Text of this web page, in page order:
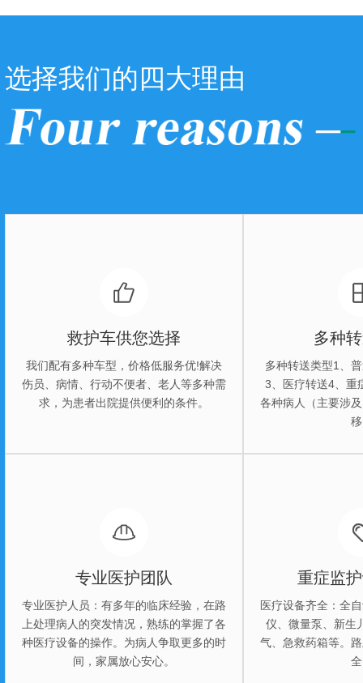
桂林救护车出院接送哪家好 桂林救护
选择我们的四大理由
01
救护车供您选择
我们配有多种车型，价格低服务优!解决
伤员、病情、行动不便者、老人等多种需
求，为患者出院提供便利的条件。
多种
多种转送类型1、
3、医疗转送4、重
各种病人（主要涉
03
专业医护团队
专业医护人员：有多年的临床经验，在路
上处理病人的突发情况，熟练的掌握了各
种医疗设备的操作。为病人争取更多的时
间，家属放心安心。
重症监
医疗设备齐全：全
仪、微量泵、新生
气、急救药箱等。